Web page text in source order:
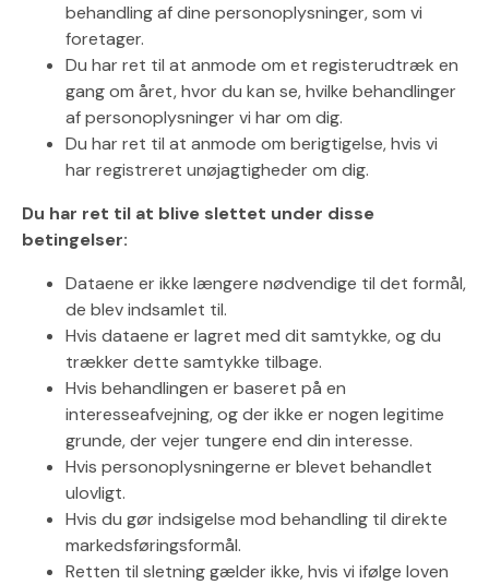
behandling af dine personoplysninger, som vi
foretager.
Du har ret til at anmode om et registerudtræk en
gang om året, hvor du kan se, hvilke behandlinger
af personoplysninger vi har om dig.
Du har ret til at anmode om berigtigelse, hvis vi
har registreret unøjagtigheder om dig.
Du har ret til at blive slettet under disse
betingelser:
Dataene er ikke længere nødvendige til det formål,
de blev indsamlet til.
Hvis dataene er lagret med dit samtykke, og du
trækker dette samtykke tilbage.
Hvis behandlingen er baseret på en
interesseafvejning, og der ikke er nogen legitime
grunde, der vejer tungere end din interesse.
Hvis personoplysningerne er blevet behandlet
ulovligt.
Hvis du gør indsigelse mod behandling til direkte
markedsføringsformål.
Retten til sletning gælder ikke, hvis vi ifølge loven